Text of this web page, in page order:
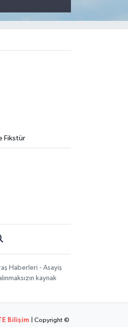
Fikstür
Haberleri - Asayiş
kaynak
TE Bilişim
| Copyright ©